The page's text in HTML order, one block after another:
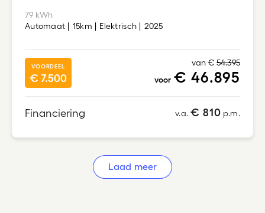
79 kWh
Automaat
15km Elektrisch 2025
van €54.395
voor € 46.895
VOORDEEL
€ 7.500
Financiering v.a. € 810 p.m.
Laad meer